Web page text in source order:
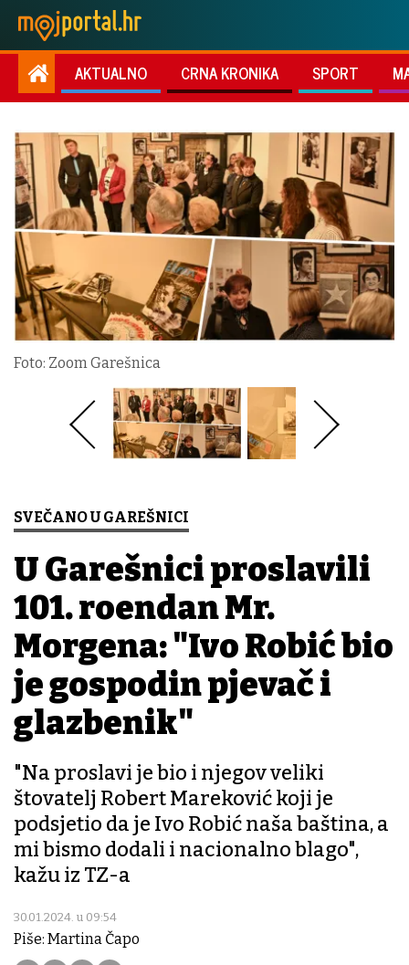
AKTUALNO CRNA KRONIKA SPORT
Foto: Zoom Garešnica
SVEČANO U GAREŠNICI
U Garešnici proslavili
101. rođendan Mr.
Morgena: "Ivo Robić bio
je gospodin pjevač i
glazbenik"
"Na proslavi je bio i njegov veliki
štovatelj Robert Mareković koji je
podsjetio da je Ivo Robić naša baština, a
mi bismo dodali i nacionalno blago",
kažu iz TZ-a
30.01.2024. u 09:54
Piše: Martina Čapo